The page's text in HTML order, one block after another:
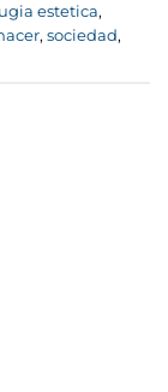
estetica,
, sociedad,